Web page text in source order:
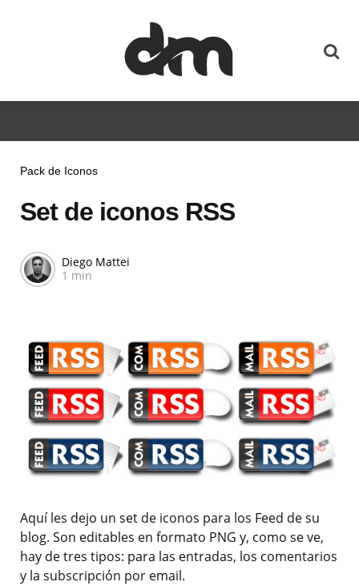
Pack de Iconos
Set de iconos RSS
Diego Mattei
1 min
Aquí les dejo un set de iconos para los Feed de su
blog. Son editables en formato PNG y, como se ve,
hay de tres tipos: para las entradas, los comentarios
y la subscripción por email.